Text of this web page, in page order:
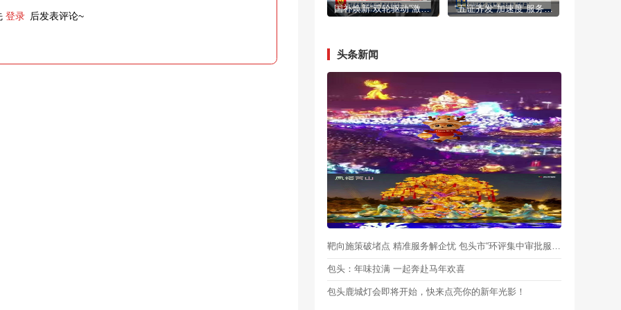
登录 后发表评论~
国补焕新“双轮驱动”激活市场活力 “五证齐发”加速度 服务民企“零距离”
头条新闻
靶向施策破堵点 精准服务解企忧 包头市“环评集中审批服务月”启动
包头：年味拉满 一起奔赴马年欢喜
包头鹿城灯会即将开始，快来点亮你的新年光影！